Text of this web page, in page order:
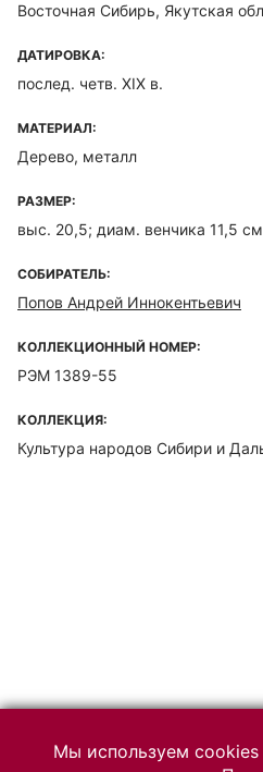
Восточная Сибирь, Якутская
ДАТИРОВКА:
послед. четв. XIX в.
МАТЕРИАЛ:
Дерево, металл
РАЗМЕР:
выс. 20,5; диам. венчика 11,5 см
СОБИРАТЕЛЬ:
Попов Андрей Иннокентьевич
КОЛЛЕКЦИОННЫЙ НОМЕР:
РЭМ 1389-55
КОЛЛЕКЦИЯ:
Культура народов Сибири и
Мы используем cookies